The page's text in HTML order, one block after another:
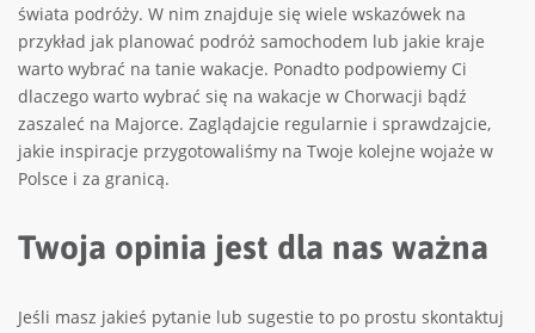
świata podróży. W nim znajduje się wiele wskazówek na
przykład jak planować podróż samochodem lub jakie kraje
warto wybrać na tanie wakacje. Ponadto podpowiemy Ci
dlaczego warto wybrać się na wakacje w Chorwacji bądź
zaszaleć na Majorce. Zaglądajcie regularnie i sprawdzajcie,
jakie inspiracje przygotowaliśmy na Twoje kolejne wojaże w
Polsce i za granicą.
Twoja opinia jest dla nas ważna
Jeśli masz jakieś pytanie lub sugestie to po prostu skontaktuj